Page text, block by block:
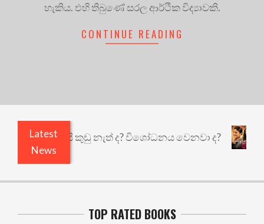
හැකිය. එහි තිබුණේ සරල ආර්ථික විද්‍යාවකි.
CONTINUE READING
Latest
News
ඇතුළෙයි කුඩු නැත් ද? විශෝධනය වෙනවා ද?
TOP RATED BOOKS